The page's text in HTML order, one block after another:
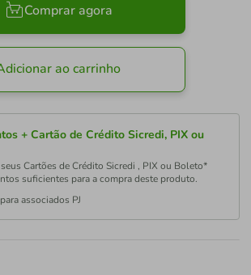
Comprar agora
ao carrinho
+ Cartão de Crédito Sicredi, PIX ou
Cartões de Crédito Sicredi , PIX ou Boleto*
suficientes para a compra deste produto.
associados PJ